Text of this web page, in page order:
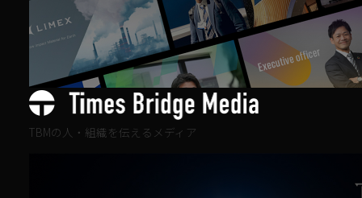
TBMの人・組織を伝えるメディア